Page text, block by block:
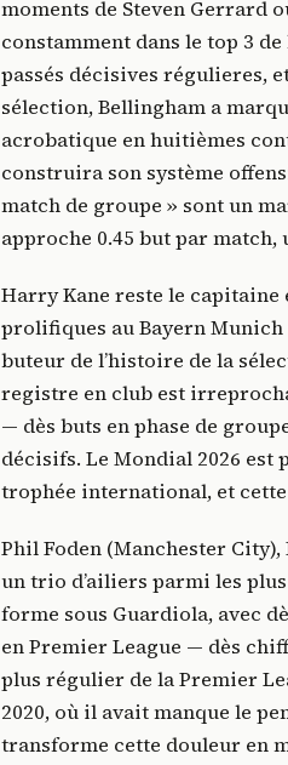
moments de Steven Gerrard
constamment dans le top 3
passés décisives régulieres,
sélection, Bellingham a
acrobatique en huitièmes
construira son système
match de groupe » sont un
approche 0.45 but par
Harry Kane reste le capitaine
prolifiques au Bayern Munich
buteur de l’histoire de la
registre en club est
— dès buts en phase de
décisifs. Le Mondial 2026
trophée international, et
Phil Foden (Manchester
un trio d’ailiers parmi les
forme sous Guardiola, avec
en Premier League — dès
plus régulier de la Premier
2020, où il avait manque le
transforme cette douleur en